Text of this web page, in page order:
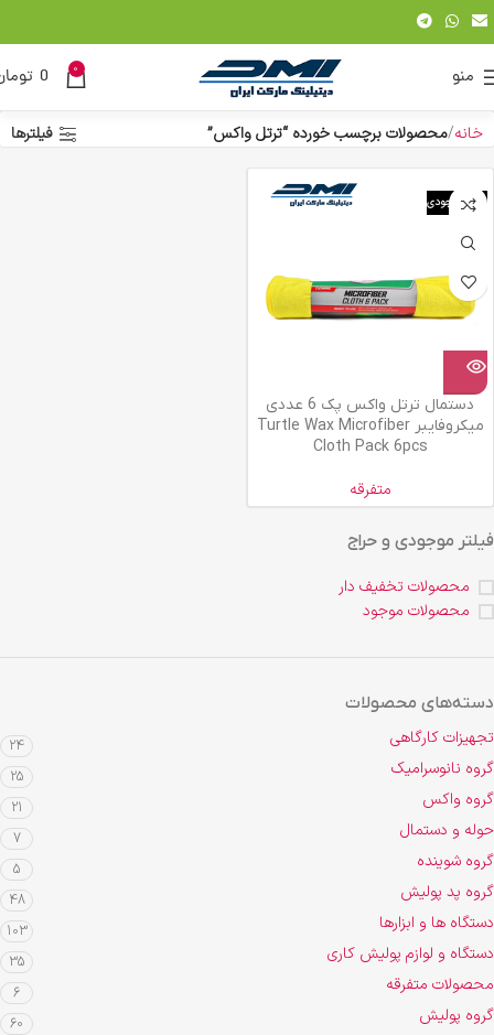
منو 0
0
فیلتر موجودی و حراج
محصولات تخفیف دار
محصولات موجود
دسته‌های محصولات
تجهیزات کارگاهی 24
گروه نانوسرامیک 25
گروه واکس 21
حوله و دستمال 7
گروه شوینده 5
گروه پد پولیش 48
دستگاه ها و ابزارها 103
دستگاه و لوازم پولیش کاری 35
محصولات متفرقه 6
گروه پولیش 60
خانه محصولات برچسب خورده “ترتل واکس” فیلترها
اتمام موجودی
دستمال ترتل واکس پک 6 عددی
میکروفایبر Turtle Wax Microfiber
Cloth Pack 6pcs
متفرقه